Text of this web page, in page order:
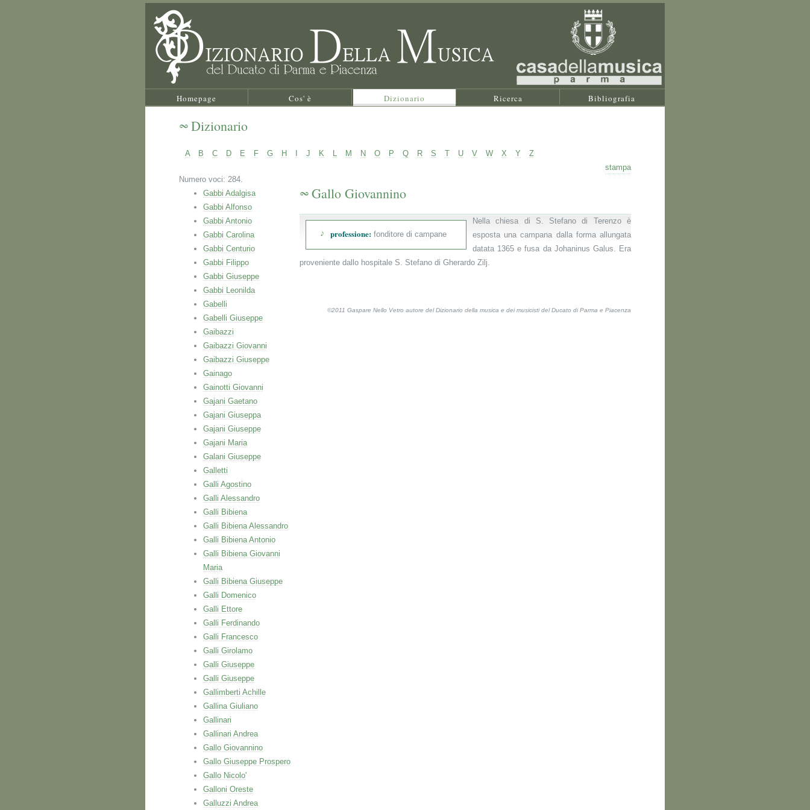
Homepage Cos' è Dizionario Ricerca Bibliografia
Dizionario
A B C D E F G H J K L M N O P Q R S T U V W X Y
Z
stampa
Numero voci: 284.
Gabbi Adalgisa
Gabbi Alfonso
Gabbi Antonio
Gabbi Carolina
Gabbi Centurio
Gabbi Filippo
Gabbi Giuseppe
Gabbi Leonilda
Gabelli
Gabelli Giuseppe
Gaibazzi
Gaibazzi Giovanni
Gaibazzi Giuseppe
Gainago
Gainotti Giovanni
Gajani Gaetano
Gajani Giuseppa
Gajani Giuseppe
Gajani Maria
Galani Giuseppe
Galletti
Galli Agostino
Galli Alessandro
Galli Bibiena
Galli Bibiena Alessandro
Galli Bibiena Antonio
Galli Bibiena Giovanni
Maria
Galli Bibiena Giuseppe
Galli Domenico
Galli Ettore
Galli Ferdinando
Galli Francesco
Galli Girolamo
Galli Giuseppe
Galli Giuseppe
Gallimberti Achille
Gallina Giuliano
Gallinari
Gallinari Andrea
Gallo Giovannino
Gallo Giuseppe Prospero
Gallo Nicolo'
Galloni Oreste
Galluzzi Andrea
Gallo Giovannino
professione: fonditore di campane
Nella chiesa di S. Stefano di Terenzo è
esposta una campana dalla forma allungata
datata 1365 e fusa da Johaninus Galus. Era
proveniente dallo hospitale S. Stefano di Gherardo Zilj.
©2011 Gaspare Nello Vetro autore del Dizionario della musica e dei musicisti del Ducato di Parma e Piacenza